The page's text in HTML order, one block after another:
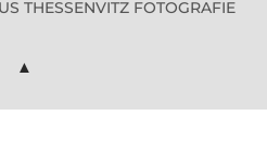
Instagram
THESSENVITZ FOTOGRAFIE